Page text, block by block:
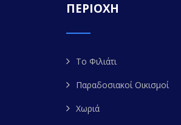
ΠΕΡΙΟΧΗ
Το Φιλιάτι
Παραδοσιακοί Οικισμοί
Χωριά